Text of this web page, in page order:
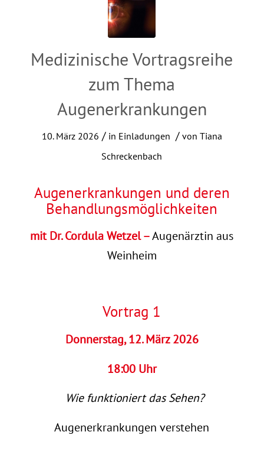
Medizinische Vortragsreihe
zum Thema
Augenerkrankungen
10. März 2026 / in Einladungen / von Tiana
Schreckenbach
Augenerkrankungen und deren
Behandlungsmöglichkeiten
mit Dr. Cordula Wetzel –Augenärztin aus
Weinheim
Vortrag 1
Donnerstag, 12. März 2026
18:00 Uhr
Wie funktioniert das Sehen?
Augenerkrankungen verstehen